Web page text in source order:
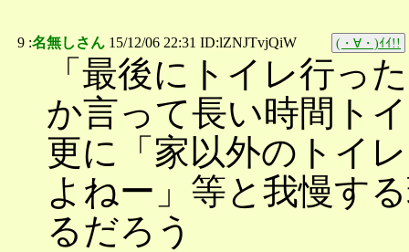
9 :名無しさん 15/12/06 22:31 ID:lZNJTvjQiW (・∀・)ｲｲ!!
「最後にトイレ行っ
か言って長い時間ト
更に「家以外のトイ
よねー」等と我慢す
るだろう